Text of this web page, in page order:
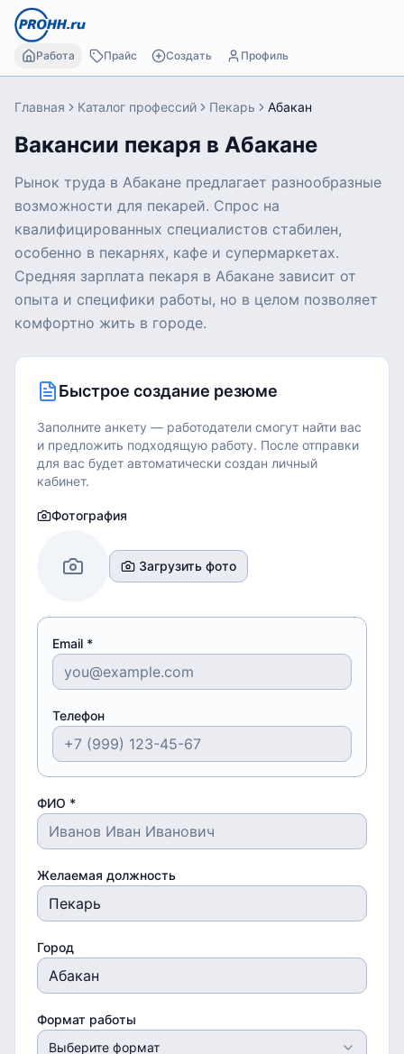
Работа Прайс Создать Профиль
Главная Каталог профессий Пекарь Абакан
Вакансии пекаря в Абакане
Рынок труда в Абакане предлагает разнообразные
возможности для пекарей. Спрос на
квалифицированных специалистов стабилен,
особенно в пекарнях, кафе и супермаркетах.
Средняя зарплата пекаря в Абакане зависит от
опыта и специфики работы, но в целом позволяет
комфортно жить в городе.
Быстрое создание резюме
Заполните анкету — работодатели смогут найти вас
и предложить подходящую работу. После отправки
для вас будет автоматически создан личный
кабинет.
Фотография
Загрузить фото
Email *
Телефон
ФИО *
Желаемая должность
Город
Формат работы
Выберите формат